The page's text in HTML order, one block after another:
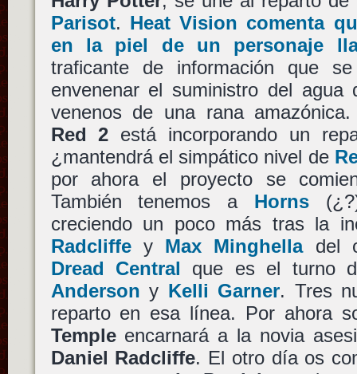
Parisot. Heat Vision comenta
en la piel de un personaje
traficante de información que
envenenar el suministro del
venenos de una rana
Red 2 está incorporando un
¿mantendrá el simpático nivel de
por ahora el proyecto se
También tenemos a Horns
creciendo un poco más tras la
Radcliffey Max Minghelladel
Dread Central que es el turno
Anderson y Kelli Garner. Tres
reparto en esa línea. Por ahora
Templeencarnará a la novia
Daniel Radcliffe. El otro día os